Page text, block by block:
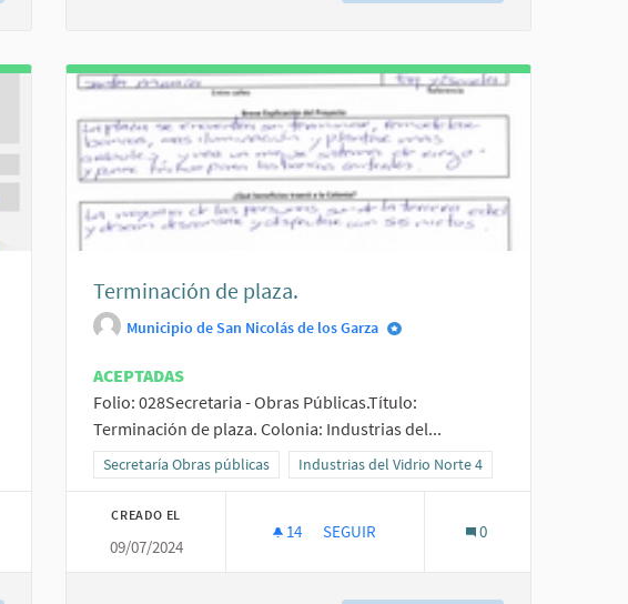
La Fe
Terminación de plaza.
Municipio de San Nicolás de los Garza
ACEPTADAS
Folio: 028Secretaria - Obras Públicas.Título:
Terminación de plaza. Colonia: Industrias del...
Resultados al filtrar por la categoría: Secretaría Obras públicas
Secretaría Obras públicas Resultados al filtrar por el ámbito: Industrias del
Industrias del Vidrio Norte 4
CREADO EL
09/07/2024
14 14 SEGUIDORAS
SEGUIR 0